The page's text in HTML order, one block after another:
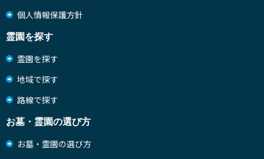
個人情報保護方針
霊園を探す
霊園を探す
地域で探す
路線で探す
お墓・霊園の選び方
お墓・霊園の選び方